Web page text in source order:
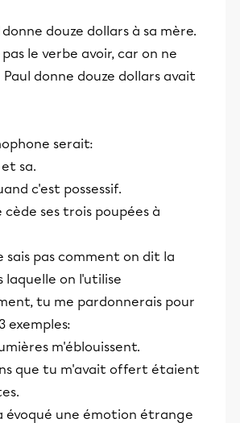
donne douze dollars à sa mère.
le verbe avoir, car on ne
Paul donne douze dollars avait
serait:
sa.
c'est possessif.
cède ses trois poupées à
sais pas comment on dit la
laquelle on l'utilise
tu me pardonnerais pour
exemples:
m'éblouissent.
que tu m'avait offert étaient
évoqué une émotion étrange